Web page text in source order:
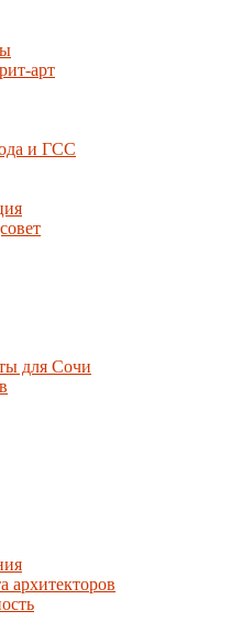
арт
и ГСС
для Сочи
архитекторов